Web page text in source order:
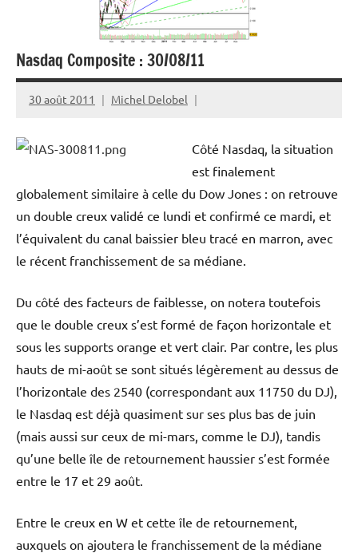
Nasdaq Composite : 30/08/11
30 août 2011 Michel Delobel
Côté Nasdaq, la situation
est finalement
globalement similaire à celle du Dow Jones : on retrouve
un double creux validé ce lundi et confirmé ce mardi, et
l’équivalent du canal baissier bleu tracé en marron, avec
le récent franchissement de sa médiane.
Du côté des facteurs de faiblesse, on notera toutefois
que le double creux s’est formé de façon horizontale et
sous les supports orange et vert clair. Par contre, les plus
hauts de mi-août se sont situés légèrement au dessus de
l’horizontale des 2540 (correspondant aux 11750 du DJ),
le Nasdaq est déjà quasiment sur ses plus bas de juin
(mais aussi sur ceux de mi-mars, comme le DJ), tandis
qu’une belle île de retournement haussier s’est formée
entre le 17 et 29 août.
Entre le creux en W et cette île de retournement,
auxquels on ajoutera le franchissement de la médiane